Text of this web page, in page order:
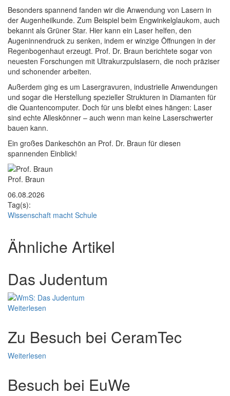
Besonders spannend fanden wir die Anwendung von Lasern in
der Augenheilkunde. Zum Beispiel beim Engwinkelglaukom, auch
bekannt als Grüner Star. Hier kann ein Laser helfen, den
Augeninnendruck zu senken, indem er winzige Öffnungen in der
Regenbogenhaut erzeugt. Prof. Dr. Braun berichtete sogar von
neuesten Forschungen mit Ultrakurzpulslasern, die noch präziser
und schonender arbeiten.
Außerdem ging es um Lasergravuren, industrielle Anwendungen
und sogar die Herstellung spezieller Strukturen in Diamanten für
die Quantencomputer. Doch für uns bleibt eines hängen: Laser
sind echte Alleskönner – auch wenn man keine Laserschwerter
bauen kann.
Ein großes Dankeschön an Prof. Dr. Braun für diesen
spannenden Einblick!
Rasterbild
Bildunterschrift
Prof. Braun
Zusätzliche Bilder
06.08.2026
Tag(s):
Wissenschaft macht Schule
Ähnliche Artikel
Das Judentum
Weiterlesen
Zu Besuch bei CeramTec
Weiterlesen
Besuch bei EuWe